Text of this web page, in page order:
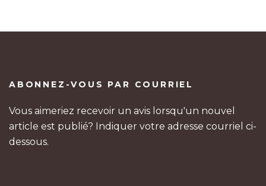
ABONNEZ-VOUS PAR COURRIEL
Vous aimeriez recevoir un avis lorsqu'un nouvel
article est publié? Indiquer votre adresse courriel ci-
dessous.